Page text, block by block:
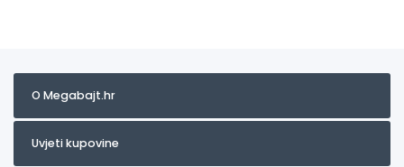
O Megabajt.hr
Uvjeti kupovine